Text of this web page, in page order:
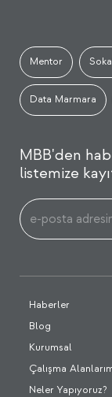
Mentor
Data Marmara
MBB'den
listemize
Haberler
Blog
Kurumsal
Çalışma
Neler Yapıyoruz?